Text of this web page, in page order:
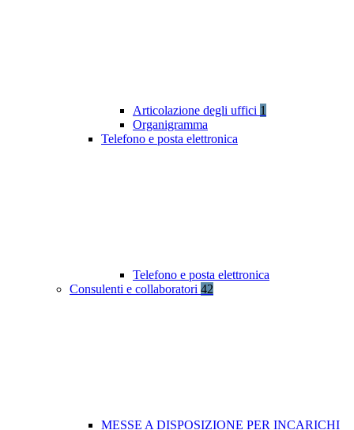
Articolazione degli uffici 1
Organigramma
Telefono e posta elettronica
Telefono e posta elettronica
Consulenti e collaboratori 42
MESSE A DISPOSIZIONE PER INCARICHI